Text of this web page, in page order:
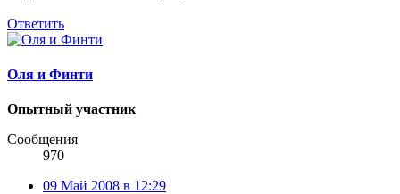
Ответить
Оля и Финти
Опытный участник
Сообщения
970
09 Май 2008 в 12:29